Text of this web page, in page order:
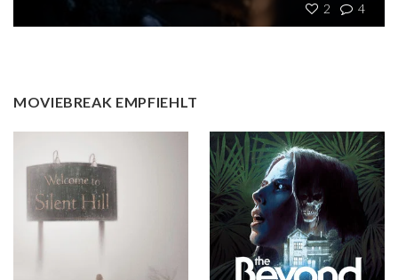
2 4
MOVIEBREAK EMPFIEHLT